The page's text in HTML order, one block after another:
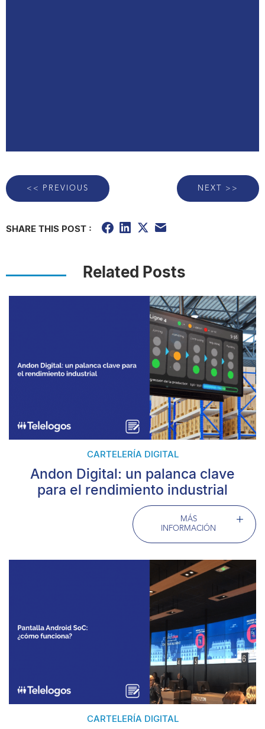
<< PREVIOUS NEXT >>
SHARE THIS POST :
Related Posts
CARTELERÍA DIGITAL
Andon Digital: un palanca clave
para el rendimiento industrial
MÁS
INFORMACIÓN
CARTELERÍA DIGITAL